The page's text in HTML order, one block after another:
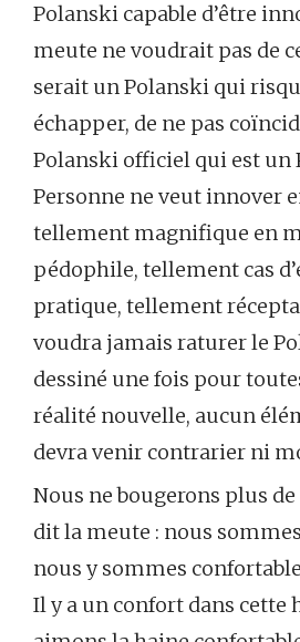
Polanski capable d’être
meute ne voudrait pas de
serait un Polanski qui
échapper, de ne pas
Polanski officiel qui est un
Personne ne veut innover
tellement magnifique en
pédophile, tellement cas
pratique, tellement
voudra jamais raturer le
dessiné une fois pour
réalité nouvelle, aucun
devra venir contrarier ni
Nous ne bougerons plus
dit la meute : nous
nous y sommes
Il y a un confort dans cette